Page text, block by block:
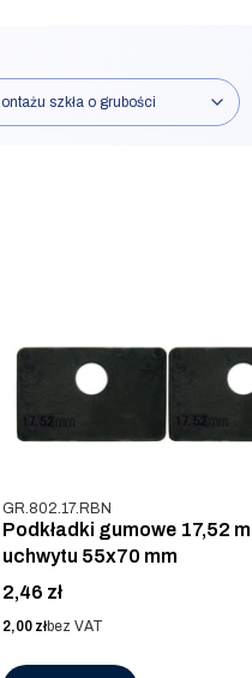
szkła o grubości
Kod produktu
GR.802.17.RBN
Podkładki gumowe 17,52
uchwytu 55x70 mm
Cena
2,46 zł
Cena
2,00 złbez VAT